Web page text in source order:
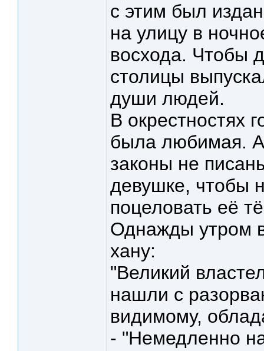
с этим был
на улицу в
восхода. Чтобы
столицы
души людей.
В окрестностях
была любимая. А
законы не
девушке, чтобы
поцеловать её
Однажды утром
хану:
"Великий
нашли с
видимому,
- "Немедленно